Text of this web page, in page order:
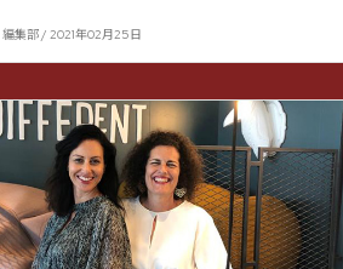
編集部 / 2021年02月25日